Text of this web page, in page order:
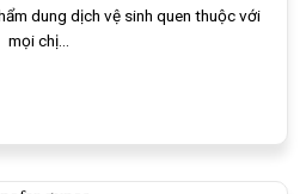
dung dịch vệ sinh quen thuộc với
mọi chị...